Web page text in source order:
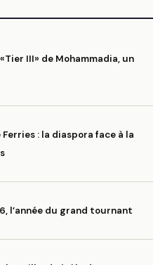
III» de Mohammadia, un
: la diaspora face à la
l’année du grand tournant